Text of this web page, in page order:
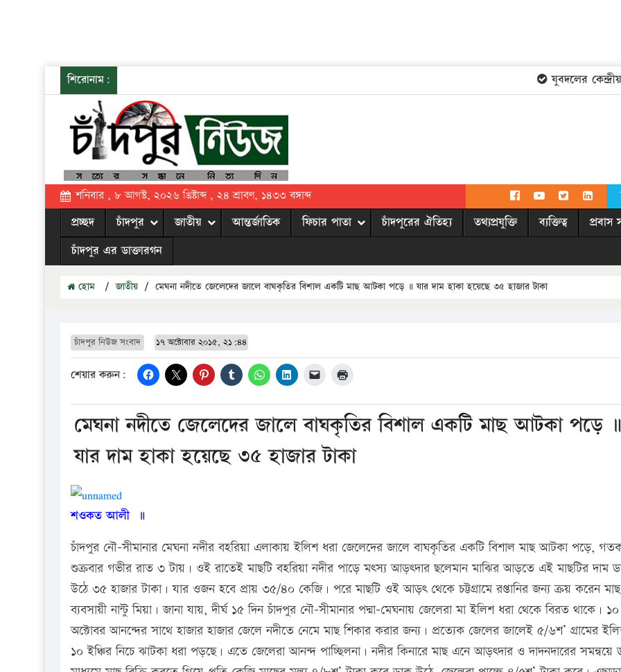
শিরোনাম: যুবদলের কেন্দ্রীয়
শনিবার , ৮ আগস্ট, ২০২৬ খ্রিষ্টাব্দ , ২৪ শ্রাবণ, ১৪৩৩ বঙ্গাব্দ
প্রচ্ছদ চাঁদপুর জাতীয় আন্তর্জাতিক ফিচার পাতা চাঁদপুরের ঐতিহ্য তথ্যপ্রযুক্তি ব্যক্তিত্ব প্রবাস
চাঁদপুর এর ডাক্তারগন
হোম / জাতীয় / মেঘনা নদীতে জেলেদের জালে বাঘকৃতির বিশাল একটি মাছ আটকা পড়ে ॥ যার দাম হাকা হয়েছে ৩৫ হাজার টাকা
চাঁদপুর নিউজ সংবাদ ১৭ অক্টোবার ২০১৫, ২১:৪৪
শেয়ার করুন:
মেঘনা নদীতে জেলেদের জালে বাঘকৃতির বিশাল একটি মাছ আটকা পড়ে ॥
যার দাম হাকা হয়েছে ৩৫ হাজার টাকা
শওকত আলী ॥
চাঁদপুর নৌ-সীমানার মেঘনা নদীর বহরিয়া এলাকায় ইলিশ ধরা জেলেদের জালে বাঘকৃতির একটি বিশাল মাছ আটকা পড়ে,
শুক্রবার গভীর রাত ৩ টায়। ওই রাতেই মাছটি বহরিয়া নদীর পাড়ে মৎস্য আড়ৎদার ছলেমান মাঝির আড়তে এই মাছটির দাম
উঠে ৩৫ হাজার টাকা। যার ওজন হবে প্রায় ৩৫/৪০ কেজি। পরে মাছটি ওই আড়ৎ থেকে চট্টগ্রামে রপ্তানির জন্য ক্রয় করেন মাছ
ব্যবসায়ী নান্টু মিয়া। জানা যায়, দীর্ঘ ১৫ দিন চাঁদপুর নৌ-সীমানার পদ্মা-মেঘনায় জেলেরা মা ইলিশ ধরা থেকে বিরত থাকে। ১০
অক্টোবর আনন্দের সাথে হাজার হাজার জেলে নদীতে নেমে মাছ শিকার করার জন্য। প্রত্যেক জেলের জালেই ৫/৬শ’ গ্রামের
১০ ইঞ্চির নিচে ঝাটকা ধরা পড়ছে। এতে জেলেরা আনন্দ পাচ্ছিলনা। নদীর কিনারে মাছ এনে আড়ৎদার ও দাদনদারের সমন্বয়ে